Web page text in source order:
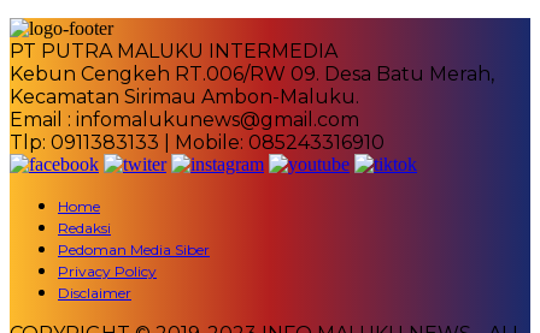
PT PUTRA MALUKU INTERMEDIA
Kebun Cengkeh RT.006/RW 09. Desa Batu Merah,
Kecamatan Sirimau Ambon-Maluku.
Email : infomalukunews@gmail.com
Tlp: 0911383133 | Mobile: 085243316910
Home
Redaksi
Pedoman Media Siber
Privacy Policy
Disclaimer